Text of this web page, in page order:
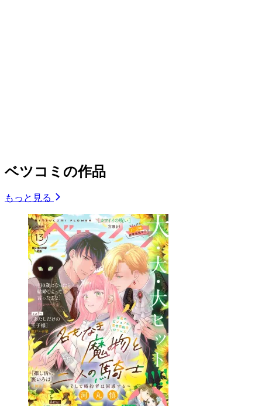
ベツコミの作品
もっと見る